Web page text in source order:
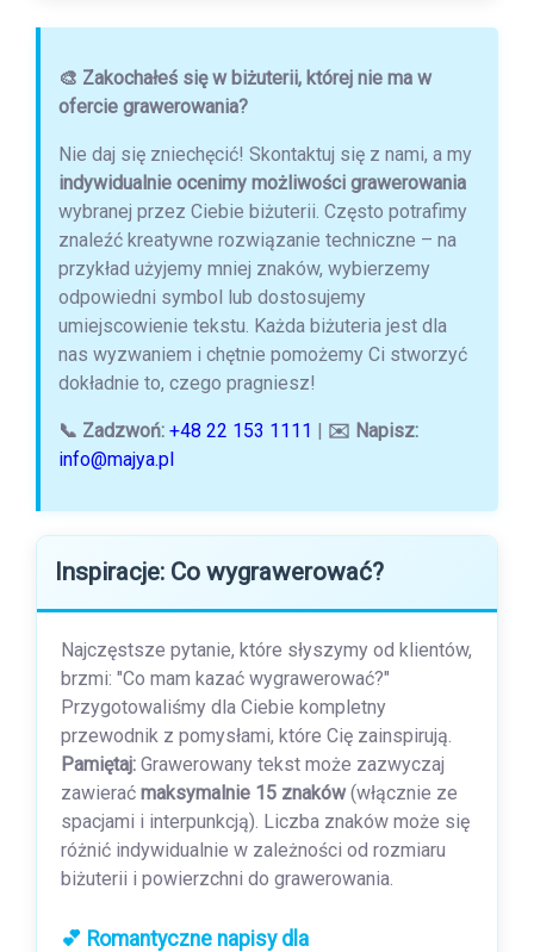
🎨 Zakochałeś się w biżuterii, której nie ma w
ofercie grawerowania?
Nie daj się zniechęcić! Skontaktuj się z nami, a my
indywidualnie ocenimy możliwości grawerowania
wybranej przez Ciebie biżuterii. Często potrafimy
znaleźć kreatywne rozwiązanie techniczne – na
przykład użyjemy mniej znaków, wybierzemy
odpowiedni symbol lub dostosujemy
umiejscowienie tekstu. Każda biżuteria jest dla
nas wyzwaniem i chętnie pomożemy Ci stworzyć
dokładnie to, czego pragniesz!
📞 Zadzwoń: +48 22 153 1111 | ✉️ Napisz:
info@majya.pl
Inspiracje: Co wygrawerować?
Najczęstsze pytanie, które słyszymy od klientów,
brzmi: "Co mam kazać wygrawerować?"
Przygotowaliśmy dla Ciebie kompletny
przewodnik z pomysłami, które Cię zainspirują.
Pamiętaj: Grawerowany tekst może zazwyczaj
zawierać maksymalnie 15 znaków(włącznie ze
spacjami i interpunkcją). Liczba znaków może się
różnić indywidualnie w zależności od rozmiaru
biżuterii i powierzchni do grawerowania.
💕 Romantyczne napisy dla